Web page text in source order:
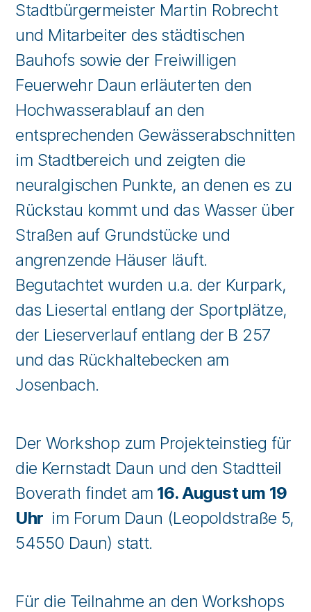
Stadtbürgermeister Martin Robrecht
und Mitarbeiter des städtischen
Bauhofs sowie der Freiwilligen
Feuerwehr Daun erläuterten den
Hochwasserablauf an den
entsprechenden Gewässerabschnitten
im Stadtbereich und zeigten die
neuralgischen Punkte, an denen es zu
Rückstau kommt und das Wasser über
Straßen auf Grundstücke und
angrenzende Häuser läuft.
Begutachtet wurden u.a. der Kurpark,
das Liesertal entlang der Sportplätze,
der Lieserverlauf entlang der B 257
und das Rückhaltebecken am
Josenbach.
Der Workshop zum Projekteinstieg für
die Kernstadt Daun und den Stadtteil
Boverath findet am 16. August um 19
Uhr im Forum Daun (Leopoldstraße 5,
54550 Daun) statt.
Für die Teilnahme an den Workshops